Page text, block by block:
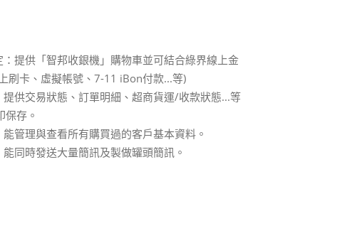
：提供「智邦收銀機」購物車並可結合綠界線上金
刷卡、虛擬帳號、7-11 iBon付款...等)
提供交易狀態、訂單明細、超商貨運/收款狀態...等
保存。
管理與查看所有購買過的客戶基本資料。
同時發送大量簡訊及製做罐頭簡訊。